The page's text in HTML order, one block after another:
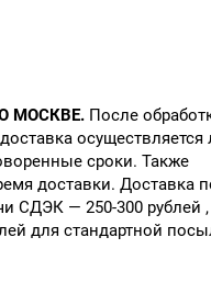
МОСКВЕ.После
осуществляется
сроки. Также
доставки. Доставка
СДЭК — 250-300 рублей
для стандартной